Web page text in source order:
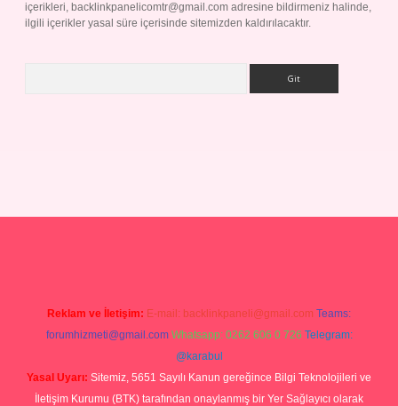
içerikleri, backlinkpanelicomtr@gmail.com adresine bildirmeniz halinde,
ilgili içerikler yasal süre içerisinde sitemizden kaldırılacaktır.
Reklam ve İletişim: E-mail: backlinkpaneli@gmail.com Teams:
forumhizmeti@gmail.com Whatsapp: 0262 606 0 726 Telegram:
@karabul
Yasal Uyarı: Sitemiz, 5651 Sayılı Kanun gereğince Bilgi Teknolojileri ve
İletişim Kurumu (BTK) tarafından onaylanmış bir Yer Sağlayıcı olarak